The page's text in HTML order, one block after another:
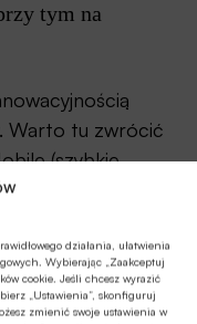
działania, ułatwienia
Wybierając „Zaakceptuj
cookie. Jeśli chcesz wyrazić
„Ustawienia”, skonfiguruj
zmienić swoje ustawienia w
tym na
Warto tu zwrócić
(szybkie,
płatniczą
jest wymagane
BLIK dla firm
do systemu
klientom